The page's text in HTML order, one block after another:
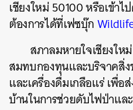
เชียงใหม่ 50100 หรือเข้า
ต้องการได้ที่เฟซบุ๊ก
สภาลมหายใจเชียงใ
สมทบกองทุนและบริจาคสิ่
และเครื่องดื่มเกลือแร่ เพื่
บ้านในการช่วยดับไฟป่าแ